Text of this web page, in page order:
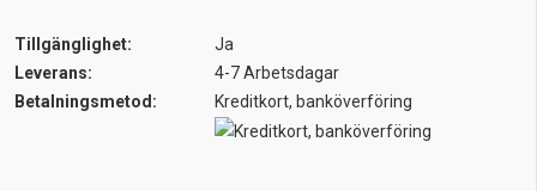
Tillgänglighet:
Ja
Leverans:
4-7 Arbetsdagar
Betalningsmetod:
Kreditkort, banköverföring